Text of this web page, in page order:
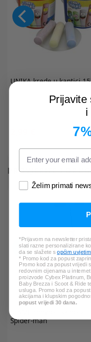
UNIKAkrede u kantici
5,99 €
PROVJERITE I
Spider-man
Prijavite
i
Želim primati
*Prijavom na newsletter
slati razne personalizirane
da se slažete sopćim
* Promo kod za popust
Promo kod za popust vrijedi
redovnim cijenama u
proizvode Cybex Platinum,
Baby Brezza i Scoot & Ride
usluga. Promo kod za
akcijama i klupskim
popust vrijedi 30 dana.